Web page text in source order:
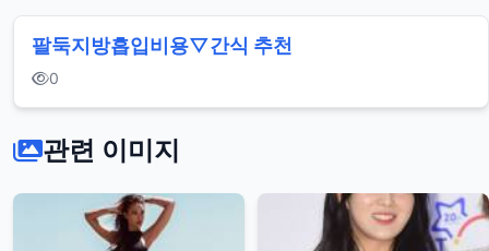
팔둑지방흡입비용▽간식 추천
0
관련 이미지